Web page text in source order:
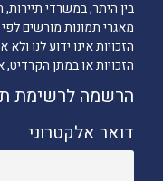
בין היתר, במשרדי תיירות,
הזכויות אינו ידוע לנו
הזכויות או במתן הקרדיט,
הרשמה לרשימת
דואר אלקטרוני